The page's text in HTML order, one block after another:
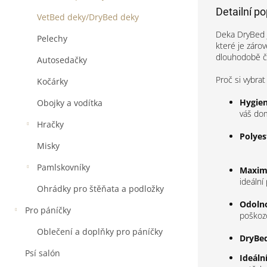
VetBed deky/DryBed deky
Pelechy
Autosedačky
Kočárky
Obojky a vodítka
Hračky
Misky
Pamlskovníky
Ohrádky pro štěňata a podložky
Pro páníčky
Oblečení a doplňky pro páníčky
Psí salón
Detailní
Deka
které je
dlouhodobě
Proč si
váš
ideální